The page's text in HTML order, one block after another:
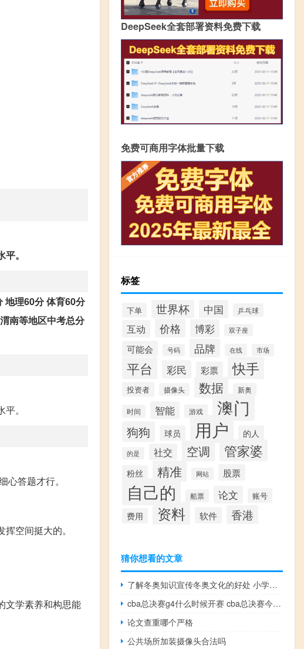
。
地理60分 体育60分
南等地区中考总分
。
答题才行。
空间挺大的。
文学素养和构思能
DeepSeek全套部署资料免费下载
免费可商用字体批量下载
标签
下单 世界杯 中国 乒乓球
互动 价格 博彩 双子座
可能会 号码 品牌 在线 市场
平台 彩民 彩票 快手
投资者 摄像头 数据 新奥
时间 智能 游戏 澳门
狗狗 球员 用户 的人
的是 社交 空调 管家婆
粉丝 精准 网站 股票
自己的 船票 论文 账号
费用 资料 软件 香港
猜你想看的文章
了解冬奥知识宣传冬奥文化的好处 小学生必知冬奥会知识
cba总决赛g4什么时候开赛 cba总决赛今日开赛
论文查重哪个严格
公共场所加装摄像头合法吗